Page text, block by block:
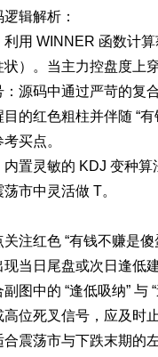
辑解析：
利用 WINNER 函数计
）。当主力控盘度上
源码中通过严苛的复
的红色粗柱并伴随 “
买点。
置灵敏的 KDJ 变种算
市中灵活做 T。
注红色 “有钱不赚是
当日尾盘或次日逢低
图中的 “逢低吸纳”
位死叉信号，应及时
合震荡市与下跌末期